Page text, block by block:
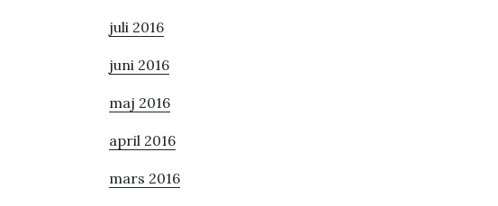
juli 2016
juni 2016
maj 2016
april 2016
mars 2016